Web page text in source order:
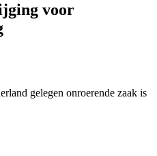
voor
gelegen onroerende zaak is